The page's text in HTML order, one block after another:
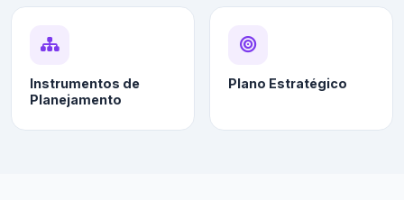
Instrumentos de
Planejamento
Plano Estratégico